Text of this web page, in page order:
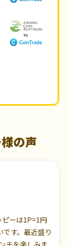
の声
ピーは1P=1円
す。最近盛り